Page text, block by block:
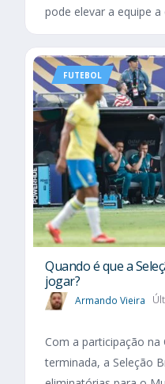
pode elevar a equipe
FUTEBOL
Quando é que a
jogar?
Armando Vieira
Com a participação
terminada, a Seleção